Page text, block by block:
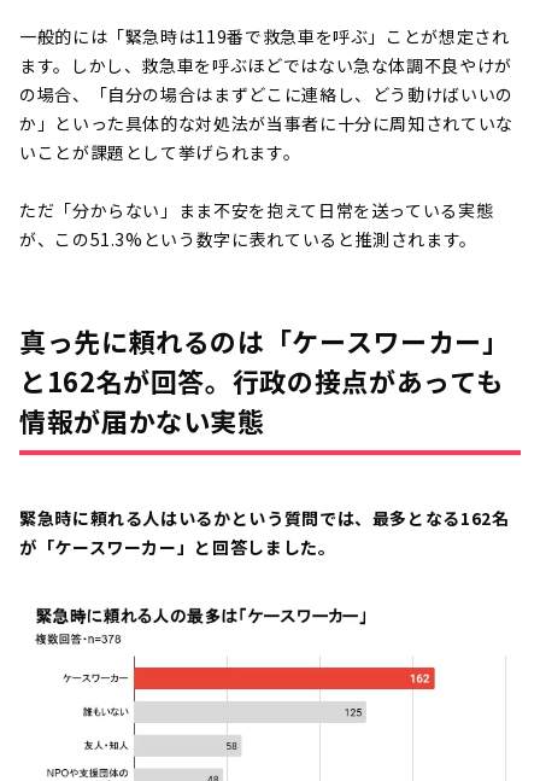
一般的には「緊急時は119番で救急車を呼ぶ」ことが想定され
ます。しかし、救急車を呼ぶほどではない急な体調不良やけが
の場合、「自分の場合はまずどこに連絡し、どう動けばいいの
か」といった具体的な対処法が当事者に十分に周知されていな
いことが課題として挙げられます。
ただ「分からない」まま不安を抱えて日常を送っている実態
が、この51.3%という数字に表れていると推測されます。
真っ先に頼れるのは「ケースワーカー」
と162名が回答。行政の接点があっても
情報が届かない実態
緊急時に頼れる人はいるかという質問では、最多となる162名
が「ケースワーカー」と回答しました。